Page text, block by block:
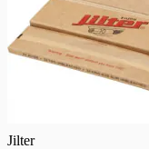
Jilter